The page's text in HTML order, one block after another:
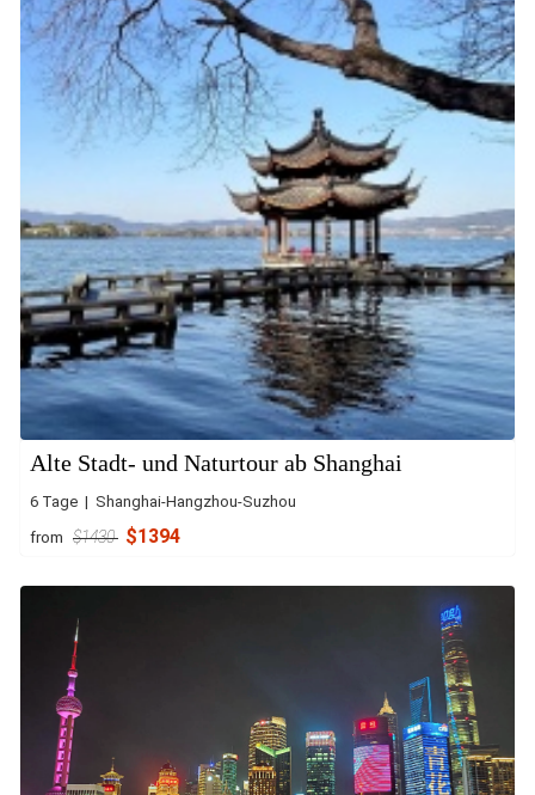
Alte Stadt- und Naturtour ab Shanghai
6 Tage | Shanghai-Hangzhou-Suzhou
from $1430 $1394